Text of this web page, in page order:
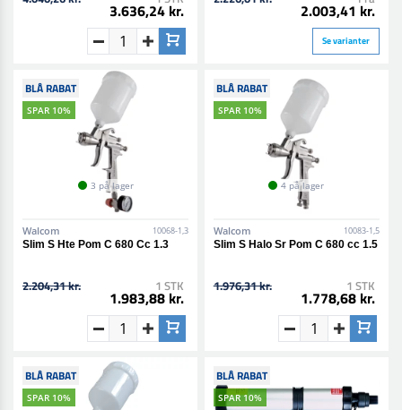
3.636,24 kr. 2.003,41 kr.
Se varianter
BLÅ RABAT
SPAR 10%
3 på lager
Walcom 10068-1,3
Slim S Hte Pom C 680 Cc 1.3
2.204,31 kr. 1 STK
1.983,88 kr.
BLÅ RABAT
SPAR 10%
4 på lager
Walcom 10083-1,5
Slim S Halo Sr Pom C 680 cc 1.5
1.976,31 kr. 1 STK
1.778,68 kr.
BLÅ RABAT
SPAR 10%
BLÅ RABAT
SPAR 10%